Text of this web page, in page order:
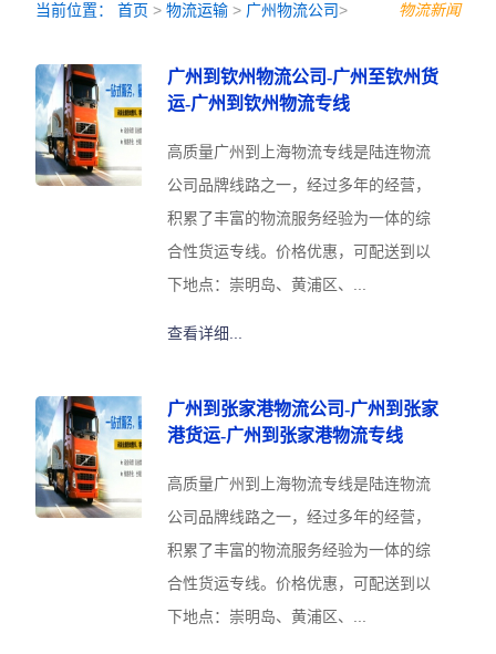
当前位置：首页 >物流运输 > 广州物流公司> 物流新闻
广州到钦州物流公司-广州至钦州货
运-广州到钦州物流专线
高质量广州到上海物流专线是陆连物流
公司品牌线路之一，经过多年的经营，
积累了丰富的物流服务经验为一体的综
合性货运专线。价格优惠，可配送到以
下地点：崇明岛、黄浦区、...
查看详细...
广州到张家港物流公司-广州到张家
港货运-广州到张家港物流专线
高质量广州到上海物流专线是陆连物流
公司品牌线路之一，经过多年的经营，
积累了丰富的物流服务经验为一体的综
合性货运专线。价格优惠，可配送到以
下地点：崇明岛、黄浦区、...